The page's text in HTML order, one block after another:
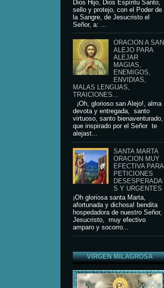
Dios Hijo, Dios Espíritu Santo,
sello y protejo, con el Poder de
la Sangre, de Jesucristo el
Señor, a: ...
ORACION A SAN
ALEJO PARA
ALEJAR
MAGIAS,
ENEMIGOS,
ENVIDIAS,
MALAS LENGUAS,
TRAICIONES...
¡Oh, glorioso san Alejo!, alma
devota y entregada, santo
virtuoso, santo bienaventurado,
que inspirado por el Señor te
alejast...
SANTA MARTA
ORACION MUY
EFECTIVA PARA
PETICIONES
DESESPERADA
S Y URGENTES
¡Oh gloriosa santa Marta,
afortunada y dichosa! bendita
hospedadora de nuestro Señor,
Jesucristo, muy efectivo
amparo y socorro...
VIRGEN MILAGROSA